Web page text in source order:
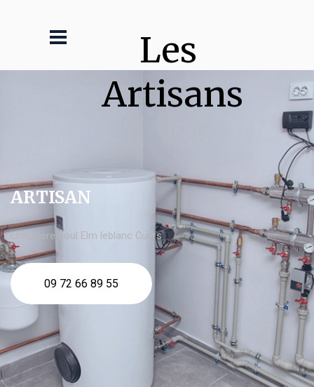
Les
Artisans
ARTISAN
chaudière fioul Elm leblanc Cuers
09 72 66 89 55